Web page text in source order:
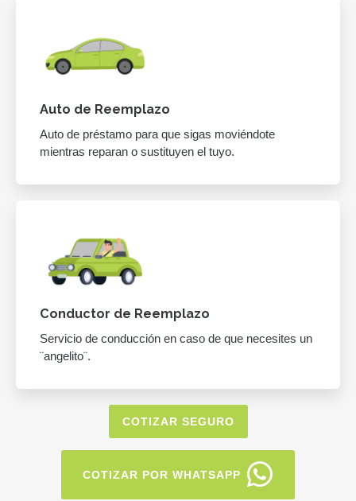
Auto de Reemplazo
Auto de préstamo para que sigas moviéndote
mientras reparan o sustituyen el tuyo.
Conductor de Reemplazo
Servicio de conducción en caso de que necesites un
¨angelito¨.
COTIZAR SEGURO
COTIZAR POR WHATSAPP